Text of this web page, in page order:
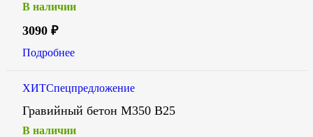
В наличии
3090 ₽
Подробнее
ХИТСпецпредложение
Гравийный бетон М350 В25
В наличии